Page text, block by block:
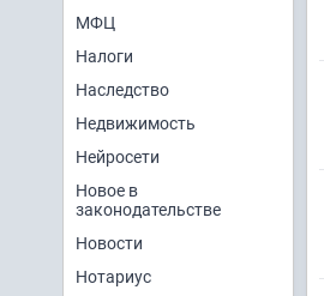
МФЦ
Налоги
Наследство
Недвижимость
Нейросети
Новое в
законодательстве
Новости
Нотариус